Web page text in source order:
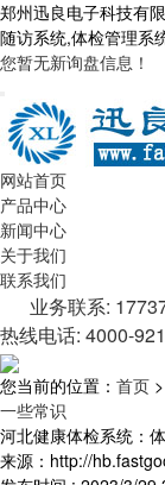
郑州迅良电子科技有
随访系统,体检管理系
您暂无新询盘信息！
网站首页
产品中心
新闻中心
关于我们
联系我们
业务联系:
热线电话: 4000-
您当前的位置： 首页 >
一些常识
河北健康体检系统：
来源：http://